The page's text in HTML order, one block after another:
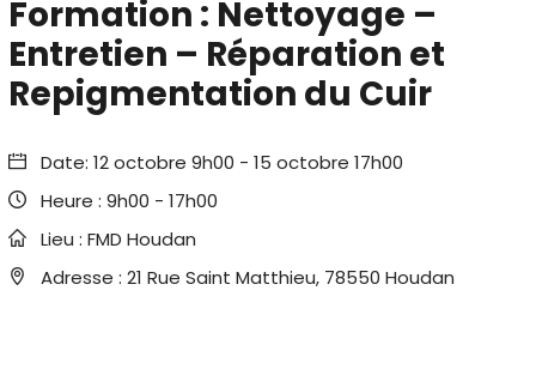
Formation : Nettoyage –
Entretien – Réparation et
Repigmentation du Cuir
Date: 12 octobre 9h00 -15 octobre 17h00
Heure : 9h00 - 17h00
Lieu : FMD Houdan
Adresse : 21 Rue Saint Matthieu, 78550 Houdan